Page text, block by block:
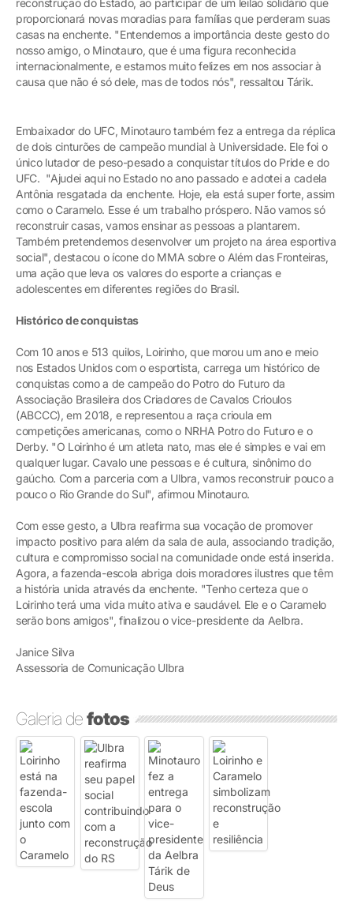
reconstrução do Estado, ao participar de um leilão solidário que
proporcionará novas moradias para famílias que perderam suas
casas na enchente. "Entendemos a importância deste gesto do
nosso amigo, o Minotauro, que é uma figura reconhecida
internacionalmente, e estamos muito felizes em nos associar à
causa que não é só dele, mas de todos nós", ressaltou Tárik.
Embaixador do UFC, Minotauro também fez a entrega da réplica
de dois cinturões de campeão mundial à Universidade. Ele foi o
único lutador de peso-pesado a conquistar títulos do Pride e do
UFC. "Ajudei aqui no Estado no ano passado e adotei a cadela
Antônia resgatada da enchente. Hoje, ela está super forte, assim
como o Caramelo. Esse é um trabalho próspero. Não vamos só
reconstruir casas, vamos ensinar as pessoas a plantarem.
Também pretendemos desenvolver um projeto na área esportiva
social", destacou o ícone do MMA sobre o Além das Fronteiras,
uma ação que leva os valores do esporte a crianças e
adolescentes em diferentes regiões do Brasil.
Histórico de conquistas
Com 10 anos e 513 quilos, Loirinho, que morou um ano e meio
nos Estados Unidos com o esportista, carrega um histórico de
conquistas como a de campeão do Potro do Futuro da
Associação Brasileira dos Criadores de Cavalos Crioulos
(ABCCC), em 2018, e representou a raça crioula em
competições americanas, como o NRHA Potro do Futuro e o
Derby. "O Loirinho é um atleta nato, mas ele é simples e vai em
qualquer lugar. Cavalo une pessoas e é cultura, sinônimo do
gaúcho. Com a parceria com a Ulbra, vamos reconstruir pouco a
pouco o Rio Grande do Sul", afirmou Minotauro.
Com esse gesto, a Ulbra reafirma sua vocação de promover
impacto positivo para além da sala de aula, associando tradição,
cultura e compromisso social na comunidade onde está inserida.
Agora, a fazenda-escola abriga dois moradores ilustres que têm
a história unida através da enchente. "Tenho certeza que o
Loirinho terá uma vida muito ativa e saudável. Ele e o Caramelo
serão bons amigos", finalizou o vice-presidente da Aelbra.
Janice Silva
Assessoria de Comunicação Ulbra
Galeria defotos